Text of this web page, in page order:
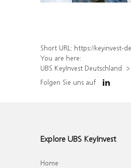
Short URL: https://keyinvest-de.ubs.com/produkt/
You are here:
UBS KeyInvest Deutschland
Folgen Sie uns auf
Explore UBS KeyInvest
Home